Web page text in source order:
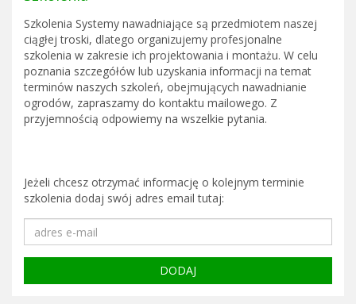
Szkolenia Systemy nawadniające są przedmiotem naszej
ciągłej troski, dlatego organizujemy profesjonalne
szkolenia w zakresie ich projektowania i montażu. W celu
poznania szczegółów lub uzyskania informacji na temat
terminów naszych szkoleń, obejmujących nawadnianie
ogrodów, zapraszamy do kontaktu mailowego. Z
przyjemnością odpowiemy na wszelkie pytania.
Jeżeli chcesz otrzymać informację o kolejnym terminie
szkolenia dodaj swój adres email tutaj: